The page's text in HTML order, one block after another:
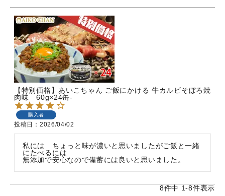
【特別価格】あいこちゃん ご飯にかける 牛カルビそぼろ焼
肉味 60g×24缶-
購入者
投稿日 2026/04/02
私には　ちょっと味が濃いと思いましたがご飯と一緒
にたべるには
無添加で安心なので備蓄には良いと思いました。
8件中 1-8件表示